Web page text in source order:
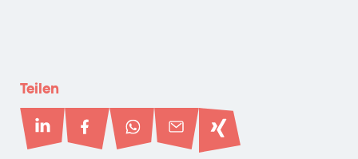
Teilen